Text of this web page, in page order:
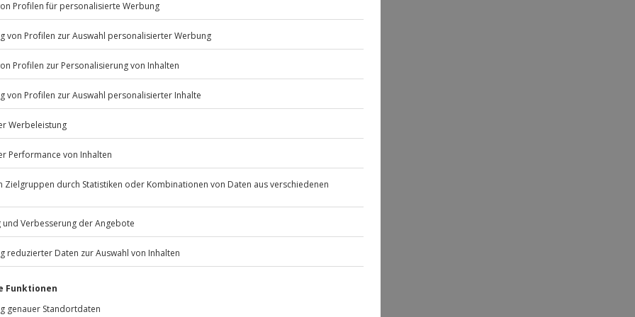
verfügbar.
Listenansicht
© OpenStreetMaps
Jochen SchweizerGmbH
81671 München
außer an bundesweiten